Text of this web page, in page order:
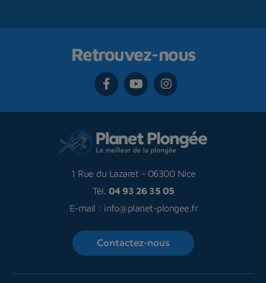
Retrouvez-nous
1 Rue du Lazaret - 06300 Nice
Tél. 04 93 26 35 05
E-mail : info@planet-plongee.fr
Contactez-nous